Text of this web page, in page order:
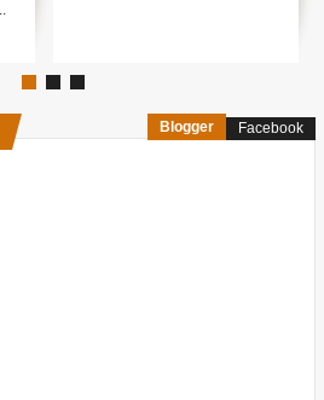
Blogger Facebook